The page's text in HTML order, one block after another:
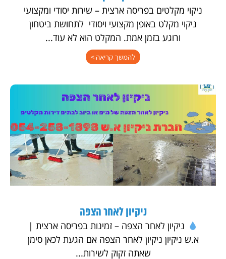
ניקוי מקלטים בפריסה ארצית – שירות יסודי ומקצועי
ניקוי מקלט באופן מקצועי ויסודי לתחושת ביטחון
ורוגע בזמן אמת. המקלט הוא לא עוד...
להמשך קריאה >
ניקיון לאחר הצפה
ניקיון לאחר הצפה – זמינות בפריסה ארצית |
א.ש ניקיון ניקיון לאחר הצפה אם הגעת לכאן סימן
שאתה זקוק לשירות...